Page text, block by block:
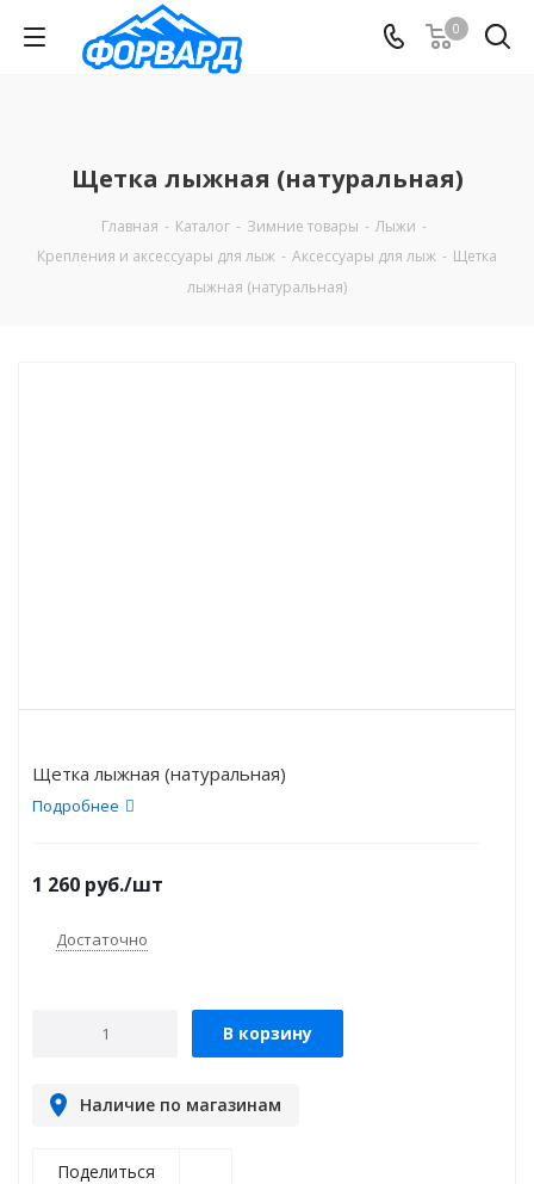
0
Щетка лыжная (натуральная)
Главная - Каталог - Зимние товары - Лыжи -
Крепления и аксессуары для лыж - Аксессуары для лыж - Щетка
лыжная (натуральная)
Щетка лыжная (натуральная)
Подробнее
1 260 руб./шт
Достаточно
В корзину
Наличие по магазинам
Поделиться